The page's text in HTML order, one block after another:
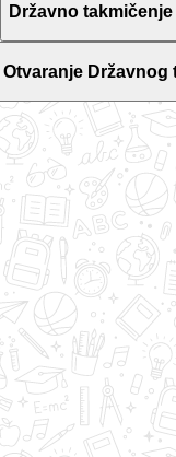
Državno
Otvaranje Državnog